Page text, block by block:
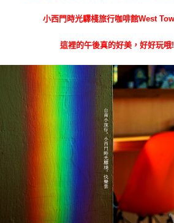
小西門時光驛棧旅行咖啡館West
這裡的午後真的好美，好好玩哦